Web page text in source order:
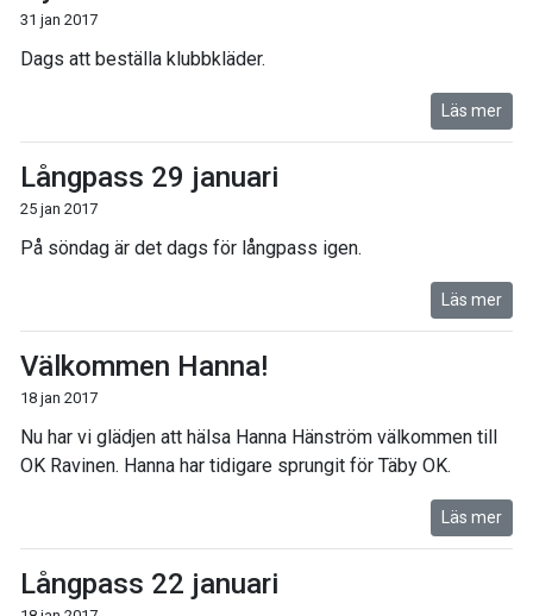
31 jan 2017
Dags att beställa klubbkläder.
Läs mer
Långpass 29 januari
25 jan 2017
På söndag är det dags för långpass igen.
Läs mer
Välkommen Hanna!
18 jan 2017
Nu har vi glädjen att hälsa Hanna Hänström välkommen till
OK Ravinen. Hanna har tidigare sprungit för Täby OK.
Läs mer
Långpass 22 januari